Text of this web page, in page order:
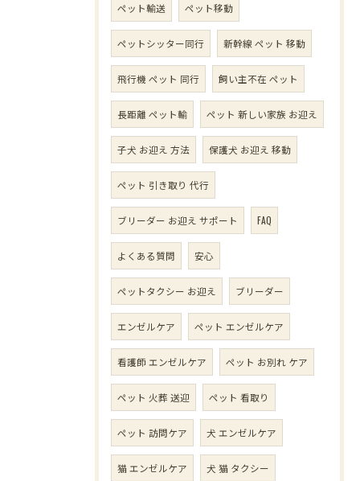
ペット輸送 ペット移動
ペットシッター同行 新幹線 ペット 移動
飛行機 ペット 同行 飼い主不在 ペット
長距離 ペット輸 ペット 新しい家族 お迎え
子犬 お迎え 方法 保護犬 お迎え 移動
ペット 引き取り 代行
ブリーダー お迎え サポート FAQ
よくある質問 安心
ペットタクシー お迎え ブリーダー
エンゼルケア ペット エンゼルケア
看護師 エンゼルケア ペット お別れ ケア
ペット 火葬 送迎 ペット 看取り
ペット 訪問ケア 犬 エンゼルケア
猫 エンゼルケア 犬 猫 タクシー